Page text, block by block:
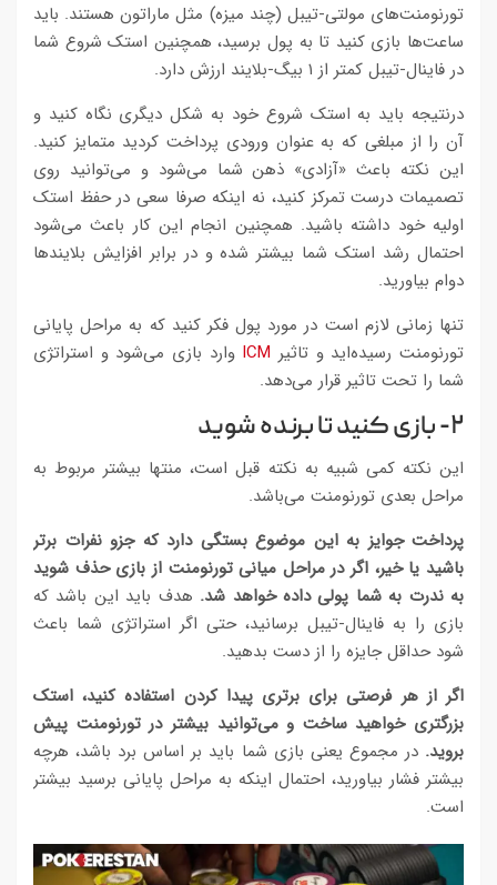
تورنومنت‌های مولتی-تیبل (چند میزه) مثل ماراتون هستند. باید
ساعت‌ها بازی کنید تا به پول برسید، همچنین استک شروع شما
در فاینال-تیبل کمتر از ۱ بیگ-بلایند ارزش دارد.
درنتیجه باید به استک شروع خود به شکل دیگری نگاه کنید و
آن را از مبلغی که به عنوان ورودی پرداخت کردید متمایز کنید.
این نکته باعث «آزادی» ذهن شما می‌شود و می‌توانید روی
تصمیمات درست تمرکز کنید، نه اینکه صرفا سعی در حفظ استک
اولیه خود داشته باشید. همچنین انجام این کار باعث می‌شود
احتمال رشد استک شما بیشتر شده و در برابر افزایش بلایندها
دوام بیاورید.
تنها زمانی لازم است در مورد پول فکر کنید که به مراحل پایانی
تورنومنت رسیده‌اید و تاثیر ICM وارد بازی می‌شود و استراتژی
شما را تحت تاثیر قرار می‌دهد.
۲- بازی کنید تا برنده شوید
این نکته کمی شبیه به نکته قبل است، منتها بیشتر مربوط به
مراحل بعدی تورنومنت می‌باشد.
پرداخت جوایز به این موضوع بستگی دارد که جزو نفرات برتر
باشید یا خیر، اگر در مراحل میانی تورنومنت از بازی حذف شوید
به ندرت به شما پولی داده خواهد شد. هدف باید این باشد که
بازی را به فاینال-تیبل برسانید، حتی اگر استراتژی شما باعث
شود حداقل جایزه را از دست بدهید.
اگر از هر فرصتی برای برتری پیدا کردن استفاده کنید، استک
بزرگتری خواهید ساخت و می‌توانید بیشتر در تورنومنت پیش
بروید. در مجموع یعنی بازی شما باید بر اساس برد باشد، هرچه
بیشتر فشار بیاورید، احتمال اینکه به مراحل پایانی برسید بیشتر
است.